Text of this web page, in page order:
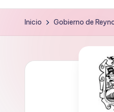
e
g
Inicio Gobierno de